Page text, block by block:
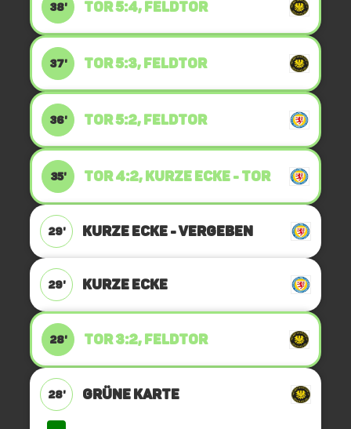
38' TOR 5:4, FELDTOR
37' TOR 5:3, FELDTOR
36' TOR 5:2, FELDTOR
35' TOR 4:2, KURZE ECKE - TOR
29' KURZE ECKE - VERGEBEN
29' KURZE ECKE
28' TOR 3:2, FELDTOR
28' GRÜNE KARTE